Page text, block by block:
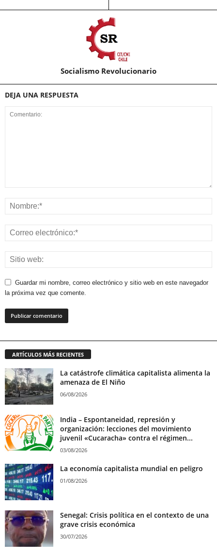
Socialismo Revolucionario
DEJA UNA RESPUESTA
Guardar mi nombre, correo electrónico y sitio web en este navegador
la próxima vez que comente.
ARTÍCULOS MÁS RECIENTES
La catástrofe climática capitalista alimenta la
amenaza de El Niño
06/08/2026
India – Espontaneidad, represión y
organización: lecciones del movimiento
juvenil «Cucaracha» contra el régimen...
03/08/2026
La economía capitalista mundial en peligro
01/08/2026
Senegal: Crisis política en el contexto de una
grave crisis económica
30/07/2026